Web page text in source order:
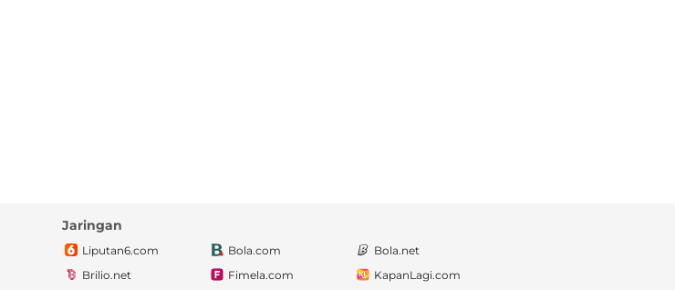
Jaringan
Liputan6.com Bola.com
Bola.net
Brilio.net
Fimela.com KapanLagi.com